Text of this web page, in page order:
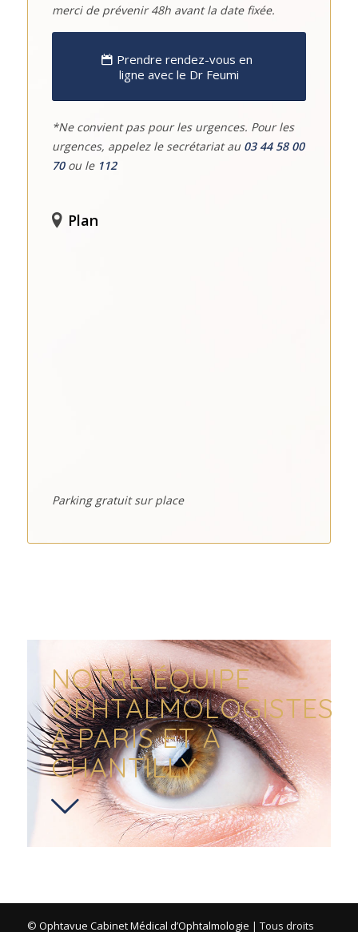
merci de prévenir 48h avant la date fixée.
Prendre rendez-vous en
ligne avec le Dr Feumi
*Ne convient pas pour les urgences. Pour les
urgences, appelez le secrétariat au 03 44 58 00
70ou le 112
Plan
Parking gratuit sur place
NOTRE ÉQUIPE
OPHTALMOLOGISTES
À PARIS ET À
CHANTILLY
© Ophtavue Cabinet Médical d’Ophtalmologie | Tous droits